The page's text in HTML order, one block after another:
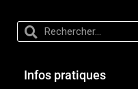
Infos pratiques